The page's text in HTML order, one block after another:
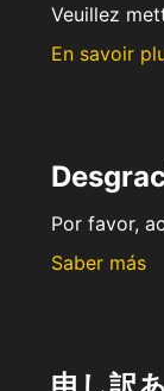
Veuillez
En savoir
Por favor,
Saber más